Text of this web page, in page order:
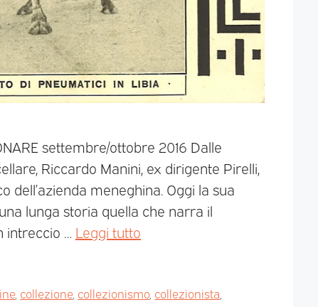
settembre/ottobre 2016 Dalle
Riccardo Manini, ex dirigente Pirelli,
meneghina. Oggi la sua
lunga storia quella che narra il
… Leggi tutto
, collezione, collezionismo, collezionista